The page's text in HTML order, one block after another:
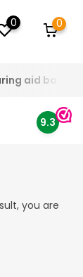
0 0
aid
9.3
you are